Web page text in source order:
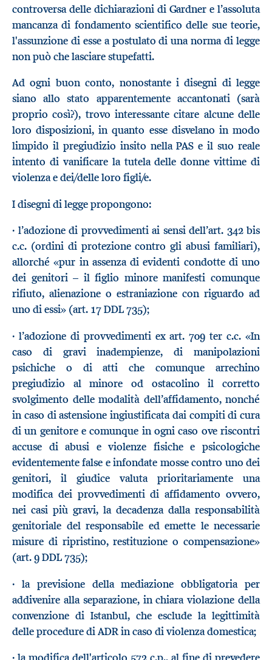
controversa delle dichiarazioni di Gardner e l’assoluta
mancanza di fondamento scientifico delle sue teorie,
l'assunzione di esse a postulato di una norma di legge
non può che lasciare stupefatti.
Ad ogni buon conto, nonostante i disegni di legge
siano allo stato apparentemente accantonati (sarà
proprio così?), trovo interessante citare alcune delle
loro disposizioni, in quanto esse disvelano in modo
limpido il pregiudizio insito nella PAS e il suo reale
intento di vanificare la tutela delle donne vittime di
violenza e dei/delle loro figli/e.
I disegni di legge propongono:
· l’adozione di provvedimenti ai sensi dell’art. 342 bis
c.c. (ordini di protezione contro gli abusi familiari),
allorché «pur in assenza di evidenti condotte di uno
dei genitori – il figlio minore manifesti comunque
rifiuto, alienazione o estraniazione con riguardo ad
uno di essi» (art. 17 DDL 735);
· l’adozione di provvedimenti ex art. 709 ter c.c. «In
caso di gravi inadempienze, di manipolazioni
psichiche o di atti che comunque arrechino
pregiudizio al minore od ostacolino il corretto
svolgimento delle modalità dell’affidamento, nonché
in caso di astensione ingiustificata dai compiti di cura
di un genitore e comunque in ogni caso ove riscontri
accuse di abusi e violenze fisiche e psicologiche
evidentemente false e infondate mosse contro uno dei
genitori, il giudice valuta prioritariamente una
modifica dei provvedimenti di affidamento ovvero,
nei casi più gravi, la decadenza dalla responsabilità
genitoriale del responsabile ed emette le necessarie
misure di ripristino, restituzione o compensazione»
(art. 9 DDL 735);
· la previsione della mediazione obbligatoria per
addivenire alla separazione, in chiara violazione della
convenzione di Istanbul, che esclude la legittimità
delle procedure di ADR in caso di violenza domestica;